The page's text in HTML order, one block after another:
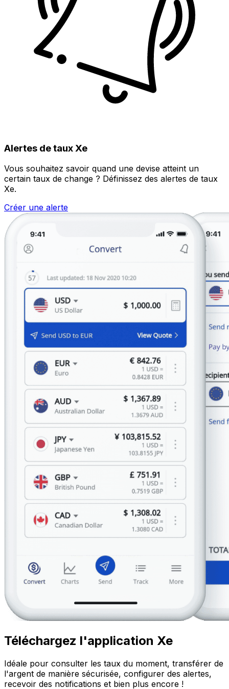
Alertes de taux Xe
Vous souhaitez savoir quand une devise atteint un
certain taux de change ? Définissez des alertes de taux
Xe.
Créer une alerte
Téléchargez l'application Xe
Idéale pour consulter les taux du moment, transférer de
l'argent de manière sécurisée, configurer des alertes,
recevoir des notifications et bien plus encore !